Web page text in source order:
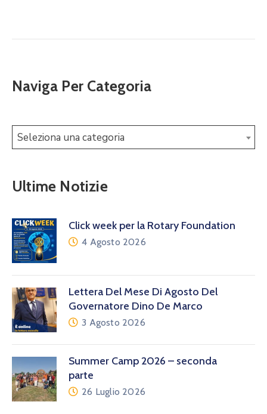
Naviga Per Categoria
Seleziona una categoria
Ultime Notizie
Click week per la Rotary Foundation
4 Agosto 2026
Lettera Del Mese Di Agosto Del
Governatore Dino De Marco
3 Agosto 2026
Summer Camp 2026 – seconda
parte
26 Luglio 2026